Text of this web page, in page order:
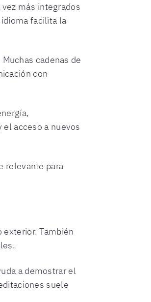
más integrados
facilita la
cadenas de
con
acceso a nuevos
relevante para
También
a demostrar el
suele